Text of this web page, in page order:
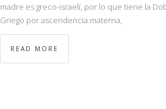
madre es greco-israelí, por lo que tiene la
Griego por ascendencia materna,
READ MORE